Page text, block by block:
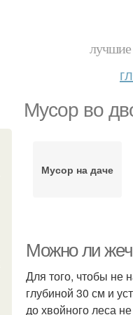
лучшие
Мусор во
Мусор на даче
Можно ли
Для того, чтобы не
глубиной 30 см и
до хвойного леса